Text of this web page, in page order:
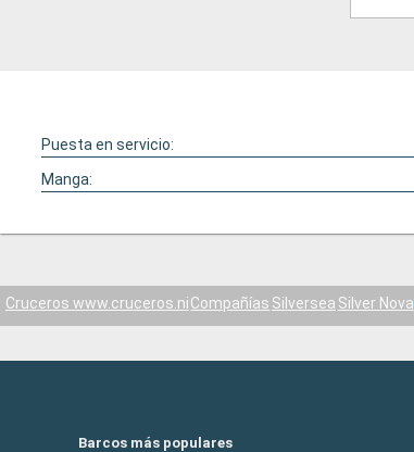
Puesta en servicio:
Manga:
Cruceros www.cruceros.niCompañías Silversea Silver Nova
Barcos más populares